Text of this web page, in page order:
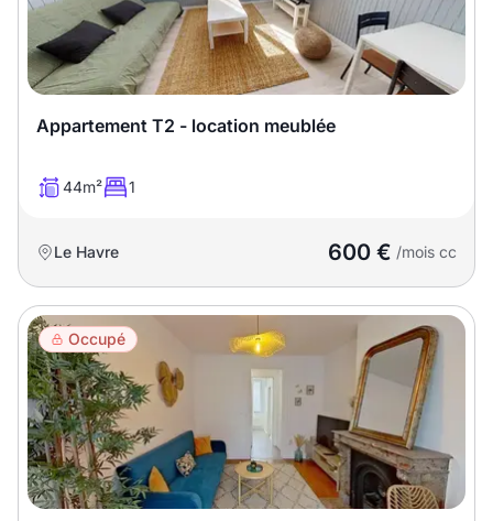
Appartement T2 - location meublée
44m² 1
Le Havre 600 € /mois cc
Occupé